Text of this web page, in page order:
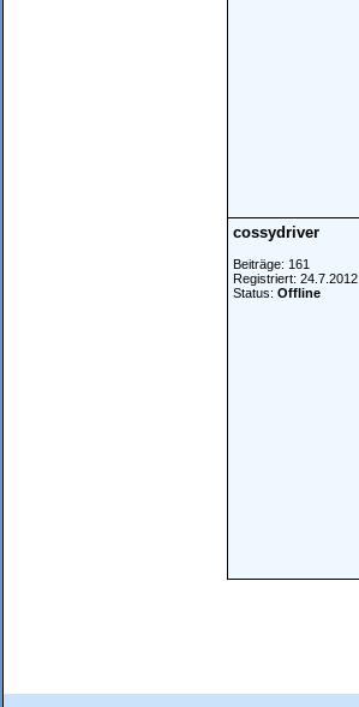
cossydriver
Beiträge: 161
Registriert: 24.7.2012
Status: Offline